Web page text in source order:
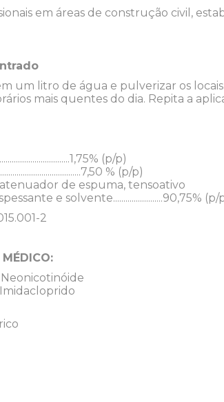
em áreas de construção civil,
um litro de água e pulverizar os
mais quentes do dia. Repita a
(p/p)
% (p/p)
de espuma, tensoativo
e solvente........................90,75% (p/
2